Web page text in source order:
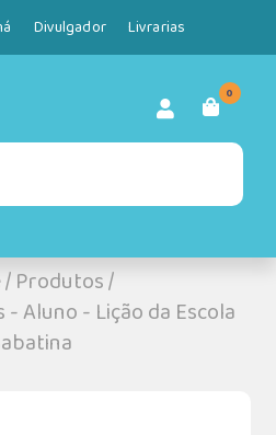
Divulgador Livrarias
0
/Produtos/
Aluno - Lição da Escola